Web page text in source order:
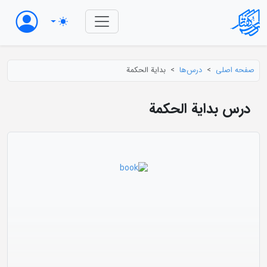
صفحه اصلی درس‌ها بدایة الحکمة
درس بدایة الحکمة